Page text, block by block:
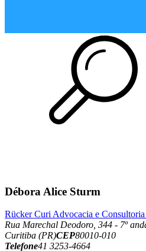
Débora Alice Sturm
Rücker Curi Advocacia e
Rua Marechal Deodoro, 344 - 7º
Curitiba (PR)CEP80010-010
Telefone41 3253-4664